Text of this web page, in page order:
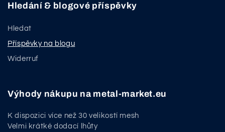
Hledání & blogové příspěvky
Hledat
Příspěvky na blogu
Widerruf
Výhody nákupu na metal-market.eu
K dispozici více než 30 velikostí mesh
Velmi krátké dodací lhůty